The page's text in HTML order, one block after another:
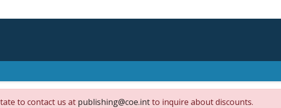
to contact us at publishing@coe.intto inquire about discounts.